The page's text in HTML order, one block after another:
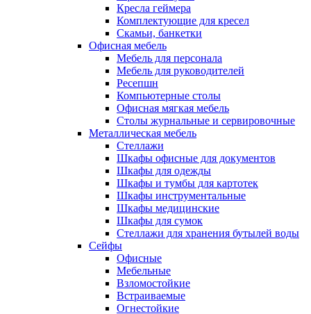
Кресла геймера
Комплектующие для кресел
Скамьи, банкетки
Офисная мебель
Мебель для персонала
Мебель для руководителей
Ресепшн
Компьютерные столы
Офисная мягкая мебель
Столы журнальные и сервировочные
Металлическая мебель
Стеллажи
Шкафы офисные для документов
Шкафы для одежды
Шкафы и тумбы для картотек
Шкафы инструментальные
Шкафы медицинские
Шкафы для сумок
Стеллажи для хранения бутылей воды
Сейфы
Офисные
Мебельные
Взломостойкие
Встраиваемые
Огнестойкие